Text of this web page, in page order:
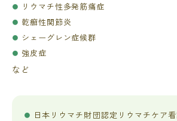
リウマチ性多発筋痛症
乾癬性関節炎
シェーグレン症候群
強皮症
など
日本リウマチ財団認定リウマチケア